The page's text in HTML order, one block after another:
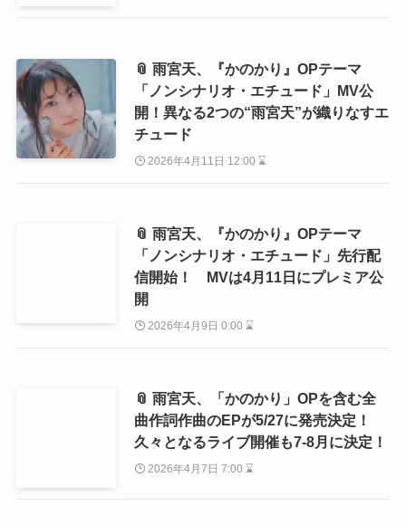
📎 雨宮天、『かのかり』OPテーマ
「ノンシナリオ・エチュード」MV公
開！異なる2つの“雨宮天”が織りなすエ
チュード
2026年4月11日 12:00 ⌛
📎 雨宮天、『かのかり』OPテーマ
「ノンシナリオ・エチュード」先行配
信開始！ MVは4月11日にプレミア公
開
2026年4月9日 0:00 ⌛
📎 雨宮天、「かのかり」OPを含む全
曲作詞作曲のEPが5/27に発売決定！
久々となるライブ開催も7-8月に決定！
2026年4月7日 7:00 ⌛